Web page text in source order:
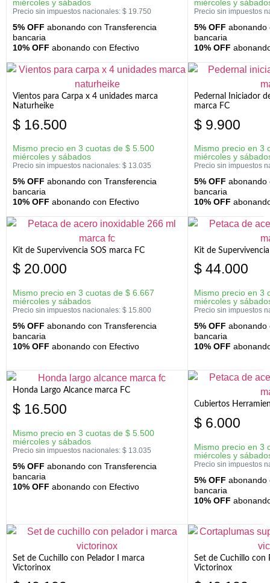
miércoles y sábados
Precio sin impuestos nacionales: $ 19.750
5% OFF abonando con Transferencia
bancaria
10% OFF abonando con Efectivo
miércoles y
Precio sin impuestos
5% OFF abonando
bancaria
10% OFF
Vientos para Carpa x 4 unidades marca
Naturheike
$ 16.500
Mismo precio en 3 cuotas de $ 5.500
miércoles y sábados
Precio sin impuestos nacionales: $ 13.035
5% OFF abonando con Transferencia
bancaria
10% OFF abonando con Efectivo
Pedernal Iniciador
marca FC
$ 9.900
Mismo precio en 3
miércoles y
Precio sin impuestos
5% OFF abonando
bancaria
10% OFF
Kit de Supervivencia SOS marca FC
$ 20.000
Mismo precio en 3 cuotas de $ 6.667
miércoles y sábados
Precio sin impuestos nacionales: $ 15.800
5% OFF abonando con Transferencia
bancaria
10% OFF abonando con Efectivo
Kit de
$ 44.000
Mismo precio en 3
miércoles y
Precio sin impuestos
5% OFF abonando
bancaria
10% OFF
Honda Largo Alcance marca FC
$ 16.500
Mismo precio en 3 cuotas de $ 5.500
miércoles y sábados
Precio sin impuestos nacionales: $ 13.035
5% OFF abonando con Transferencia
bancaria
10% OFF abonando con Efectivo
Cubiertos
$ 6.000
Mismo precio en 3
miércoles y
Precio sin impuestos
5% OFF abonando
bancaria
10% OFF
Set de Cuchillo con Pelador I marca
Victorinox
Set de Cuchillo con
Victorinox